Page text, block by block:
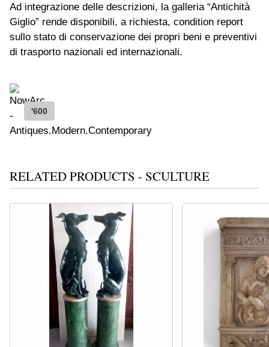
Ad integrazione delle descrizioni, la galleria “Antichità
Giglio” rende disponibili, a richiesta, condition report
sullo stato di conservazione dei propri beni e preventivi
di trasporto nazionali ed internazionali.
'600
RELATED PRODUCTS - SCULTURE